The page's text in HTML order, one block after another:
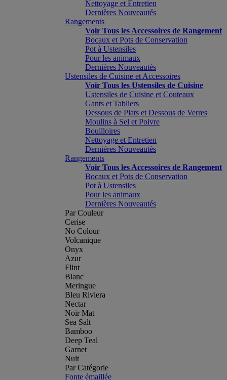
Nettoyage et Entretien
Dernières Nouveautés
Rangements
Voir Tous les Accessoires de Rangement
Bocaux et Pots de Conservation
Pot à Ustensiles
Pour les animaux
Dernières Nouveautés
Ustensiles de Cuisine et Accessoires
Voir Tous les Ustensiles de Cuisine
Ustensiles de Cuisine et Couteaux
Gants et Tabliers
Dessous de Plats et Dessous de Verres
Moulins à Sel et Poivre
Bouilloires
Nettoyage et Entretien
Dernières Nouveautés
Rangements
Voir Tous les Accessoires de Rangement
Bocaux et Pots de Conservation
Pot à Ustensiles
Pour les animaux
Dernières Nouveautés
Par Couleur
Cerise
No Colour
Volcanique
Onyx
Azur
Flint
Blanc
Meringue
Bleu Riviera
Nectar
Noir Mat
Sea Salt
Bamboo
Deep Teal
Garnet
Nuit
Par Catégorie
Fonte émaillée